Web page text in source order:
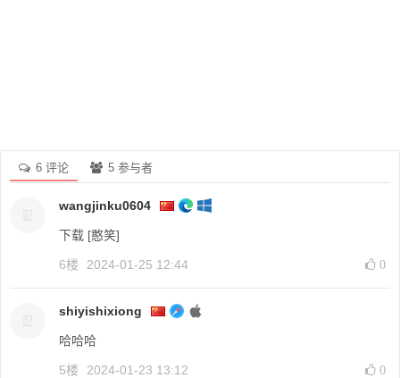
6 评论 5 参与者
wangjinku0604
下载 [憨笑]
6楼 2024-01-25 12:44 0
shiyishixiong
哈哈哈
5楼 2024-01-23 13:12 0